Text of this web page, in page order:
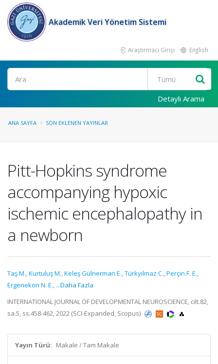
Akademik Veri Yönetim Sistemi
Araştırmacı Girişi English
Ara
Detaylı Arama
ANA SAYFA SON EKLENEN YAYINLAR
Pitt-Hopkins syndrome
accompanying hypoxic
ischemic encephalopathy in
a newborn
Taş M.,Kurtuluş M.,Keleş Gülnerman E.,Türkyılmaz C.,Perçin F. E.,
Ergenekon N. E., ...Daha Fazla
INTERNATIONAL JOURNAL OF DEVELOPMENTAL NEUROSCIENCE, cilt.82,
sa.5, ss.458-462, 2022 (SCI-Expanded, Scopus)
Yayın Türü: Makale / Tam Makale